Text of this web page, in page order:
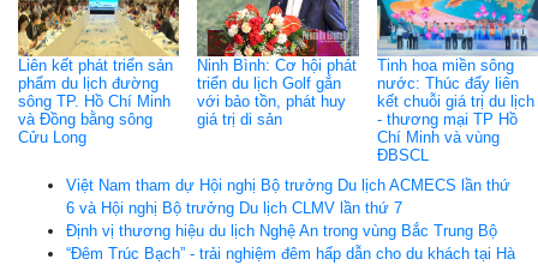
Liên kết phát triển sản
phẩm du lịch đường
sông TP. Hồ Chí Minh
và Đồng bằng sông
Cửu Long
Ninh Bình: Cơ hội phát
triển du lịch Golf gắn
với bảo tồn, phát huy
giá trị di sản
Tinh hoa miền sông
nước: Thúc đẩy liên
kết chuỗi giá trị du lịch
- thương mại TP Hồ
Chí Minh và vùng
ĐBSCL
Việt Nam tham dự Hội nghị Bộ trưởng Du lịch ACMECS lần thứ
6 và Hội nghị Bộ trưởng Du lịch CLMV lần thứ 7
Định vị thương hiệu du lịch Nghệ An trong vùng Bắc Trung Bộ
“Đêm Trúc Bạch” - trải nghiệm đêm hấp dẫn cho du khách tại Hà